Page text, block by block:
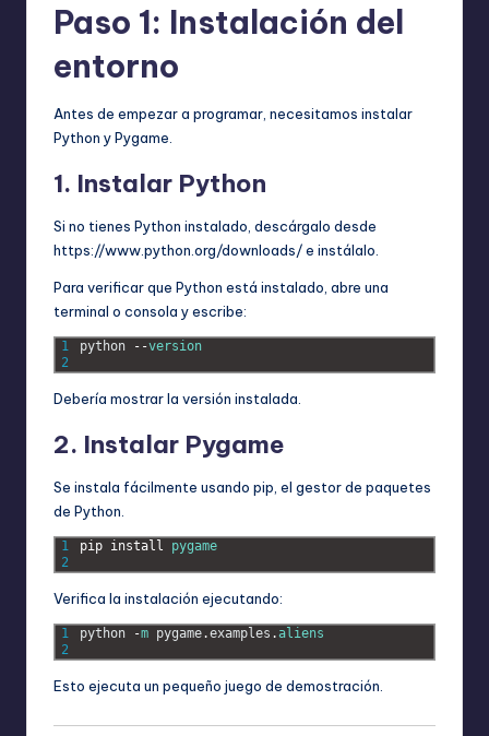
Paso 1: Instalación del
entorno
Antes de empezar a programar, necesitamos instalar
Python y Pygame.
1. Instalar Python
Si no tienes Python instalado, descárgalo desde
https://www.python.org/downloads/ e instálalo.
Para verificar que Python está instalado, abre una
terminal o consola y escribe:
1
2
python --version
Debería mostrar la versión instalada.
2. Instalar Pygame
Se instala fácilmente usando pip, el gestor de paquetes
de Python.
1
2
pip install pygame
Verifica la instalación ejecutando:
1
2
python -m pygame.examples . aliens
Esto ejecuta un pequeño juego de demostración.